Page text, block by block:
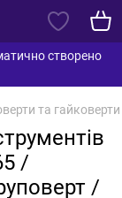
створено
та гайковерти
/
/